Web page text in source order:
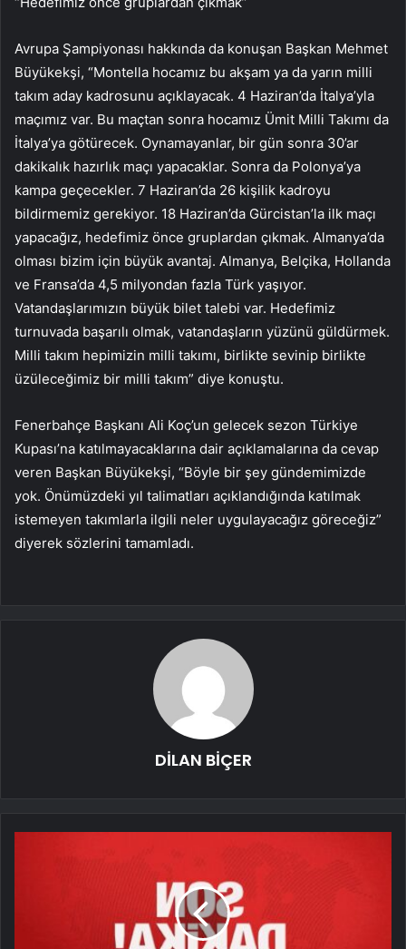
Avrupa Şampiyonası hakkında da konuşan Başkan Mehmet
Büyükekşi, “Montella hocamız bu akşam ya da yarın milli
takım aday kadrosunu açıklayacak. 4 Haziran’da İtalya’yla
maçımız var. Bu maçtan sonra hocamız Ümit Milli Takımı da
İtalya’ya götürecek. Oynamayanlar, bir gün sonra 30’ar
dakikalık hazırlık maçı yapacaklar. Sonra da Polonya’ya
kampa geçecekler. 7 Haziran’da 26 kişilik kadroyu
bildirmemiz gerekiyor. 18 Haziran’da Gürcistan’la ilk maçı
yapacağız, hedefimiz önce gruplardan çıkmak. Almanya’da
olması bizim için büyük avantaj. Almanya, Belçika, Hollanda
ve Fransa’da 4,5 milyondan fazla Türk yaşıyor.
Vatandaşlarımızın büyük bilet talebi var. Hedefimiz
turnuvada başarılı olmak, vatandaşların yüzünü güldürmek.
Milli takım hepimizin milli takımı, birlikte sevinip birlikte
üzüleceğimiz bir milli takım” diye konuştu.
Fenerbahçe Başkanı Ali Koç’un gelecek sezon Türkiye
Kupası’na katılmayacaklarına dair açıklamalarına da cevap
veren Başkan Büyükekşi, “Böyle bir şey gündemimizde
yok. Önümüzdeki yıl talimatları açıklandığında katılmak
istemeyen takımlarla ilgili neler uygulayacağız göreceğiz”
diyerek sözlerini tamamladı.
DİLAN BİÇER